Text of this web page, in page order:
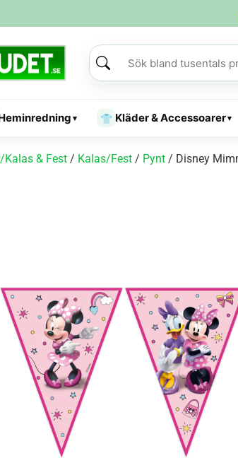
▾ 👕 Kläder & Accessoarer▾
Kalas & Fest / Kalas/Fest / Pynt / Disney